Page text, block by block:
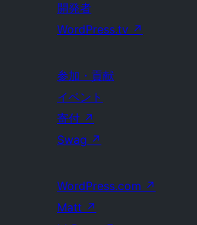
開発者
WordPress.tv ↗
参加・貢献
イベント
寄付 ↗
Swag ↗
WordPress.com ↗
Matt ↗